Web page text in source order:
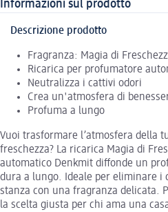
Informazioni sul prodotto
Descrizione prodotto
Fragranza: Magia di
Ricarica per profumatore
Neutralizza i cattivi odori
Crea un'atmosfera di
Profuma a lungo
Vuoi trasformare l’atmosfera della
freschezza? La ricarica Magia di
automatico Denkmit diffonde un
dura a lungo. Ideale per eliminare i
stanza con una fragranza delicata.
la scelta giusta per chi ama una